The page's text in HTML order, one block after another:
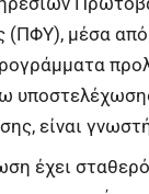
(ΠΦΥ), μέσα από
είναι
έχει